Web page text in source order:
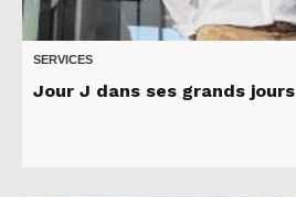
SERVICES
Jour J dans ses grands jours